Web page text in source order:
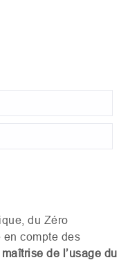
du Zéro
compte des
maîtrise de l’usage du